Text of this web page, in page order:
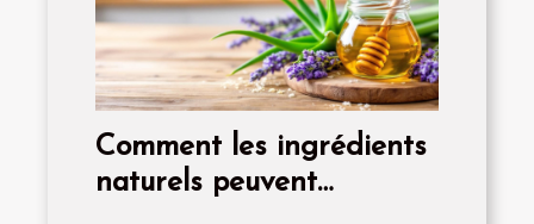
Comment les ingrédients
naturels peuvent